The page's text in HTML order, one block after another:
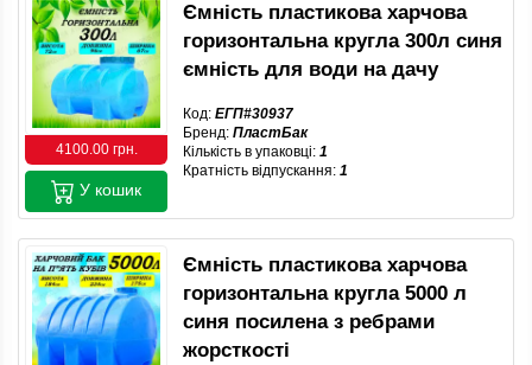
4100.00 грн.
Ємність пластикова харчова
горизонтальна кругла 300л синя
ємність для води на дачу
Код: ЕГП#30937
Бренд: ПластБак
Кількість в упаковці: 1
Кратність відпускання: 1
У кошик
Ємність пластикова харчова
горизонтальна кругла 5000 л
синя посилена з ребрами
жорсткості